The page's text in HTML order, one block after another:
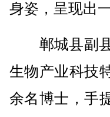
身姿，呈现出
郸城县副县
生物产业科技
余名博士，手